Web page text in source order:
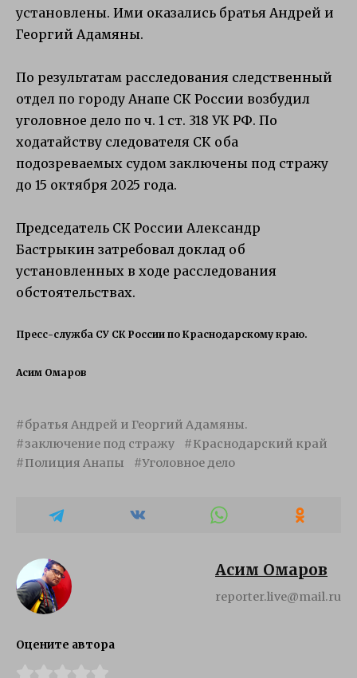
установлены. Ими оказались братья Андрей и
Георгий Адамяны.
По результатам расследования следственный
отдел по городу Анапе СК России возбудил
уголовное дело по ч. 1 ст. 318 УК РФ. По
ходатайству следователя СК оба
подозреваемых судом заключены под стражу
до 15 октября 2025 года.
Председатель СК России Александр
Бастрыкин затребовал доклад об
установленных в ходе расследования
обстоятельствах.
Пресс-служба СУ СК России по Краснодарскому краю.
Асим Омаров
братья Андрей и Георгий Адамяны.
заключение под стражу
Краснодарский край
Полиция Анапы
Уголовное дело
Асим Омаров
reporter.live@mail.ru
Оцените автора